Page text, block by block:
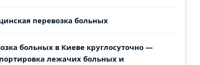
перевозка больных
больных в Киеве круглосуточно —
лежачих больных и